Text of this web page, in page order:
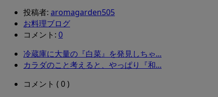
投稿者: aromagarden505
お料理ブログ
コメント: 0
冷蔵庫に大量の『白菜』を発見しちゃ...
カラダのこと考えると、やっぱり『和...
コメント ( 0 )